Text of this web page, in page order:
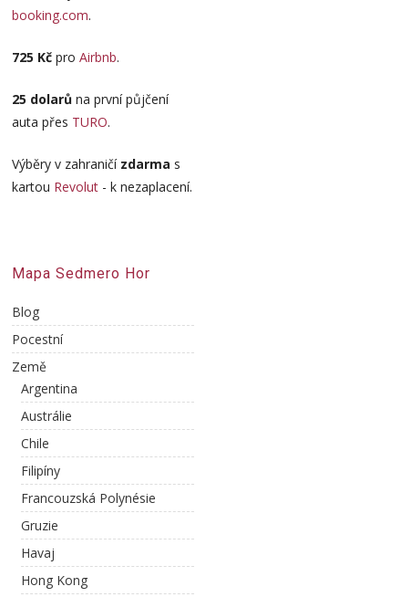
booking.com.
725 Kč pro Airbnb.
25 dolarů na první půjčení
auta přes TURO.
Výběry v zahraničí zdarma s
kartou Revolut - k nezaplacení.
Mapa Sedmero Hor
Blog
Pocestní
Země
Argentina
Austrálie
Chile
Filipíny
Francouzská Polynésie
Gruzie
Havaj
Hong Kong